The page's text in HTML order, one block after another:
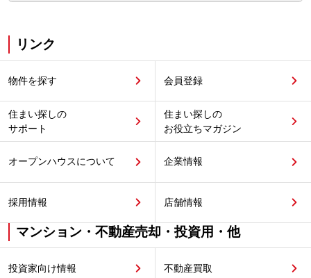
リンク
物件を探す 会員登録
住まい探しの
サポート
住まい探しの
お役立ちマガジン
オープンハウスについて 企業情報
採用情報 店舗情報
マンション・不動産売却・投資用・他
投資家向け情報 不動産買取